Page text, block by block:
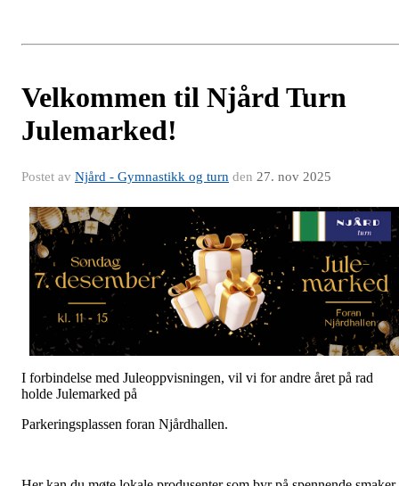
Velkommen til Njård Turn
Julemarked!
Postet av Njård - Gymnastikk og turn den 27. nov 2025
I forbindelse med Juleoppvisningen, vil vi for andre året på rad
holde Julemarked på
Parkeringsplassen foran Njårdhallen.